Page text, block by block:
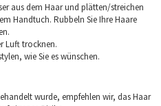
aus dem Haar und plätten/streichen
Handtuch. Rubbeln Sie Ihre Haare
Luft trocknen.
wie Sie es wünschen.
wurde, empfehlen wir, das Haar